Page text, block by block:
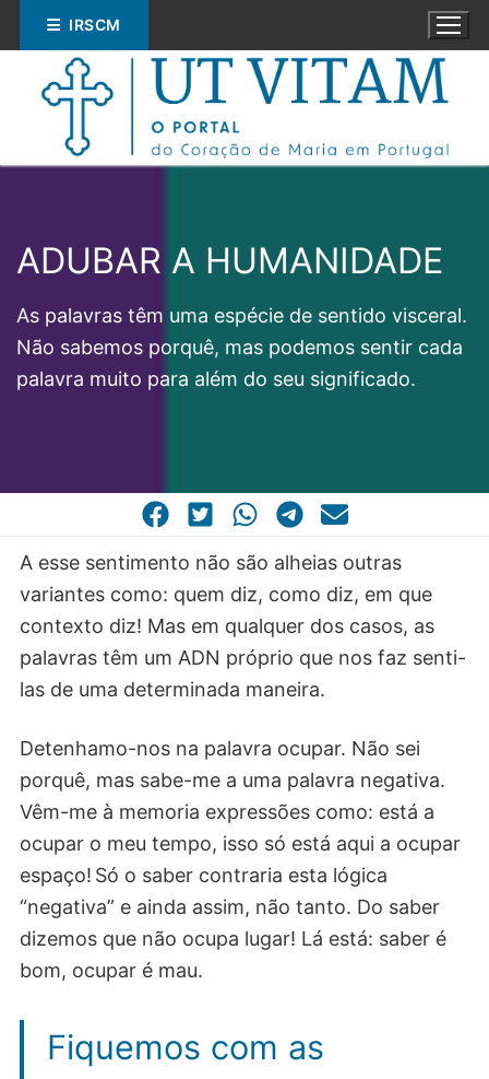
Saltar
para
conteúdo
IRSCM
Pesquisar
por:
ESPIRITUALIDADE
CASA COMUM
POR VOCAÇÃO
ADUBAR A HUMANIDADE
As palavras têm uma espécie de sentido visceral.
Não sabemos porquê, mas podemos sentir cada
palavra muito para além do seu significado.
A esse sentimento não são alheias outras
variantes como: quem diz, como diz, em que
contexto diz! Mas em qualquer dos casos, as
palavras têm um ADN próprio que nos faz senti-
las de uma determinada maneira.
Detenhamo-nos na palavra ocupar. Não sei
porquê, mas sabe-me a uma palavra negativa.
Vêm-me à memoria expressões como: está a
ocupar o meu tempo, isso só está aqui a ocupar
espaço! Só o saber contraria esta lógica
“negativa” e ainda assim, não tanto. Do saber
dizemos que não ocupa lugar! Lá está: saber é
bom, ocupar é mau.
Fiquemos com as